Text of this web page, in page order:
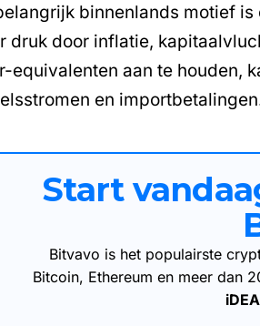
binnenlands motief
druk door inflatie,
equivalenten aan te houden,
en
Start
Bitvavo is het populairste
Bitcoin, Ethereum en meer dan